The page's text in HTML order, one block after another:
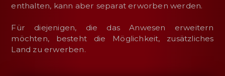
enthalten, kann aber separat erworben werden.
Für diejenigen, die das Anwesen erweitern
möchten, besteht die Möglichkeit, zusätzliches
Land zu erwerben.